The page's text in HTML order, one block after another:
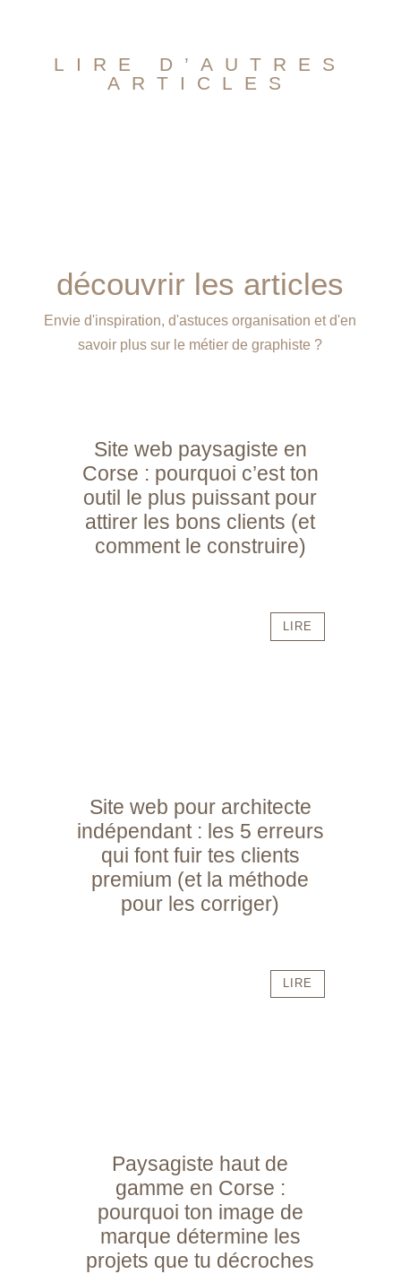
LIRE D’AUTRES
ARTICLES
découvrir les articles
Envie d'inspiration, d'astuces organisation et d'en
savoir plus sur le métier de graphiste ?
Site web paysagiste en
Corse : pourquoi c’est ton
outil le plus puissant pour
attirer les bons clients (et
comment le construire)
LIRE
Site web pour architecte
indépendant : les 5 erreurs
qui font fuir tes clients
premium (et la méthode
pour les corriger)
LIRE
Paysagiste haut de
gamme en Corse :
pourquoi ton image de
marque détermine les
projets que tu décroches